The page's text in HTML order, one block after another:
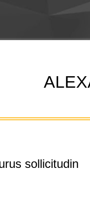
sollicitudin